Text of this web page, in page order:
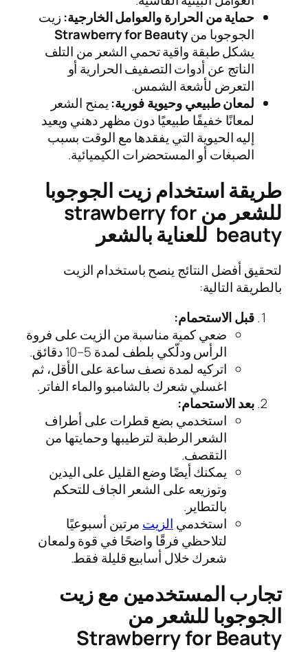
حماية من الحرارة والعوامل الخارجية: زيت
الجوجوبا منStrawberry for Beauty
يشكل طبقة واقية تحمي الشعر من التلف
الناتج عن أدوات التصفيف الحرارية أو
التعرض لأشعة الشمس.
لمعان طبيعي وحيوية فورية: يمنح الشعر
لمعانًا خفيفًا طبيعيًا دون مظهر دهني ويعيد
إليه الحيوية التي يفقدها مع الوقت بسبب
الصبغات أو المستحضرات الكيميائية.
طريقة استخدام زيت الجوجوبا
للشعر من strawberry for
beauty للعناية بالشعر
لتحقيق أفضل النتائج ينصح باستخدام الزيت
بالطريقة التالية:
قبل الاستحمام:
ضعي كمية مناسبة من الزيت على فروة
الرأس ودلّكي بلطف لمدة 5–10 دقائق.
اتركيه لمدة نصف ساعة على الأقل، ثم
اغسلي شعرك بالشامبو والماء الفاتر.
بعد الاستحمام:
استخدمي بضع قطرات على أطراف
الشعر الرطبة لترطيبها وحمايتها من
التقصف.
يمكنك أيضًا وضع القليل على اليدين
وتوزيعه على الشعر الجاف للتحكم
بالتطاير.
استخدمي الزيت مرتين أسبوعيًا
لتلاحظي فرقًا واضحًا في قوة ولمعان
شعرك خلال أسابيع قليلة فقط.
تجارب المستخدمين مع زيت
الجوجوبا للشعر من
Strawberry for Beauty